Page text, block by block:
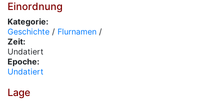
Einordnung
Kategorie:
Geschichte / Flurnamen /
Zeit:
Undatiert
Epoche:
Undatiert
Lage